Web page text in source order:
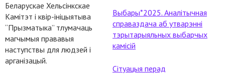
Беларускае Хельсінкскае
Камітэт і квір-ініцыятыва
“Прызматыка” тлумачаць
магчымыя прававыя
наступствы для людзей і
арганізацый.
Выбары*2025. Аналітычная
cправаздача аб утварэнні
тэрытарыяльных выбарчых
камісій
Сітуацыя перад